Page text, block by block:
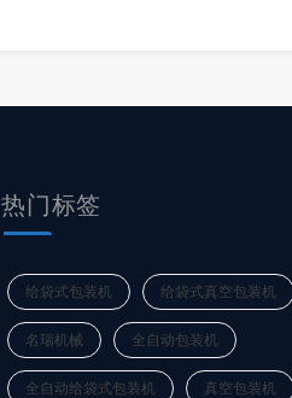
热门标签
给袋式包装机 给袋式真空包装机
名瑞机械 全自动包装机
全自动给袋式包装机 真空包装机